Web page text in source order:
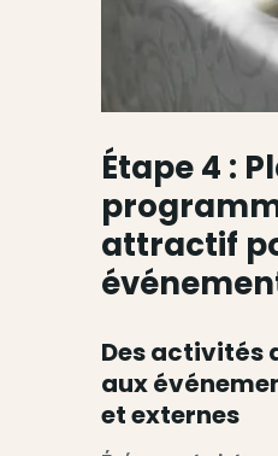
Étape 4 :
attractif
Des activités
aux
et externes